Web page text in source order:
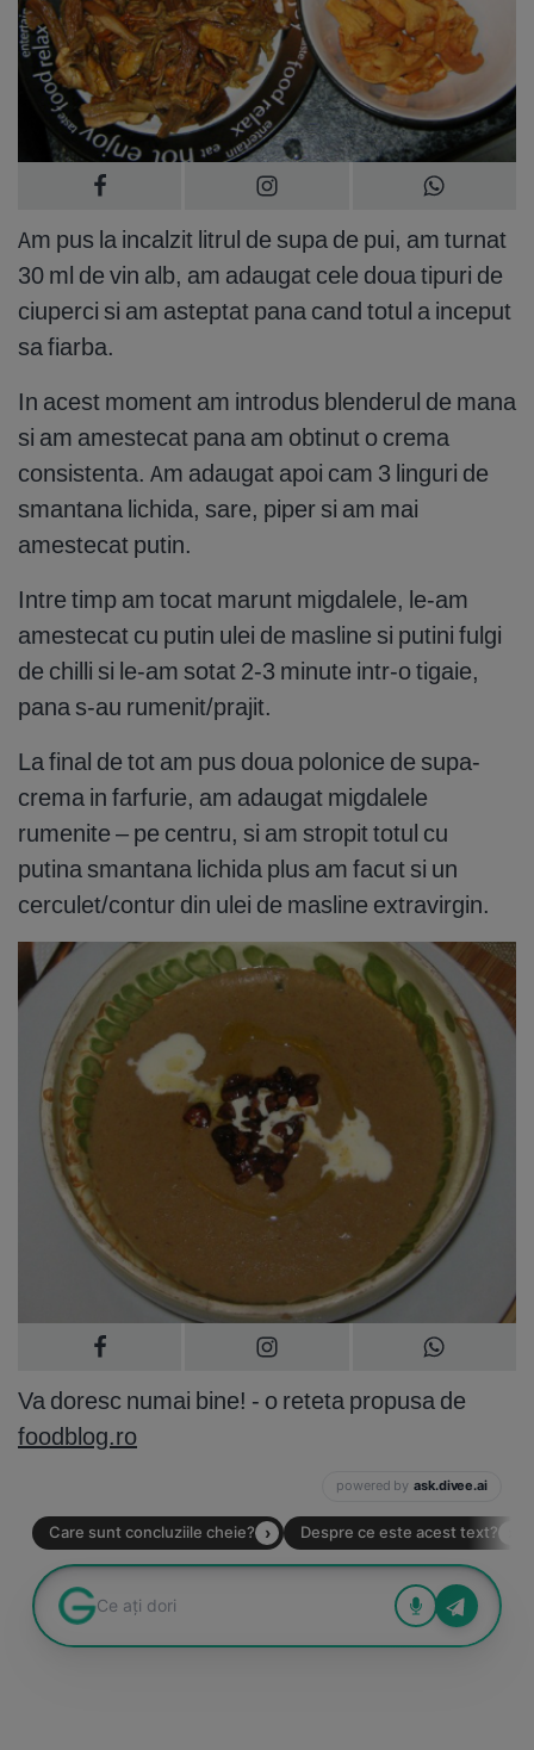
Am pus la incalzit litrul de supa de pui, am turnat
30 ml de vin alb, am adaugat cele doua tipuri de
ciuperci si am asteptat pana cand totul a inceput
sa fiarba.
In acest moment am introdus blenderul de mana
si am amestecat pana am obtinut o crema
consistenta. Am adaugat apoi cam 3 linguri de
smantana lichida, sare, piper si am mai
amestecat putin.
Intre timp am tocat marunt migdalele, le-am
amestecat cu putin ulei de masline si putini fulgi
de chilli si le-am sotat 2-3 minute intr-o tigaie,
pana s-au rumenit/prajit.
La final de tot am pus doua polonice de supa-
crema in farfurie, am adaugat migdalele
rumenite – pe centru, si am stropit totul cu
putina smantana lichida plus am facut si un
cerculet/contur din ulei de masline extravirgin.
Va doresc numai bine! - o reteta propusa de
foodblog.ro